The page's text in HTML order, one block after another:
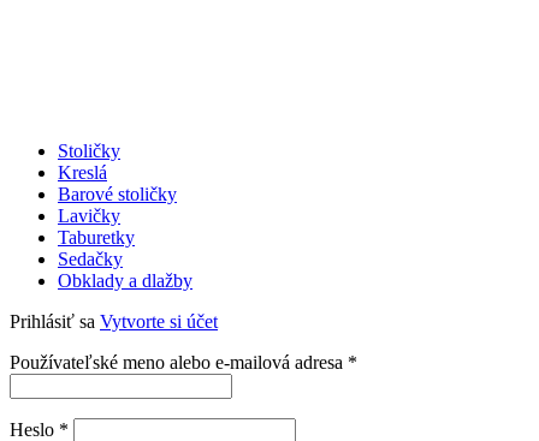
Stoličky
Kreslá
Barové stoličky
Lavičky
Taburetky
Sedačky
Obklady a dlažby
Prihlásiť sa Vytvorte si účet
Používateľské meno alebo e-mailová adresa *
Heslo *